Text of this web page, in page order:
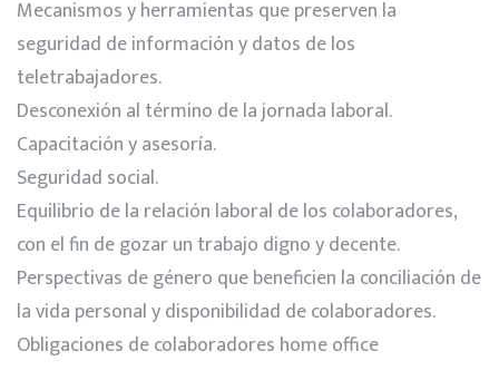
Mecanismos y herramientas que preserven la
seguridad de información y datos de los
teletrabajadores.
Desconexión al término de la jornada laboral.
Capacitación y asesoría.
Seguridad social.
Equilibrio de la relación laboral de los colaboradores,
con el fin de gozar un trabajo digno y decente.
Perspectivas de género que beneficien la conciliación de
la vida personal y disponibilidad de colaboradores.
Obligaciones de colaboradores home office